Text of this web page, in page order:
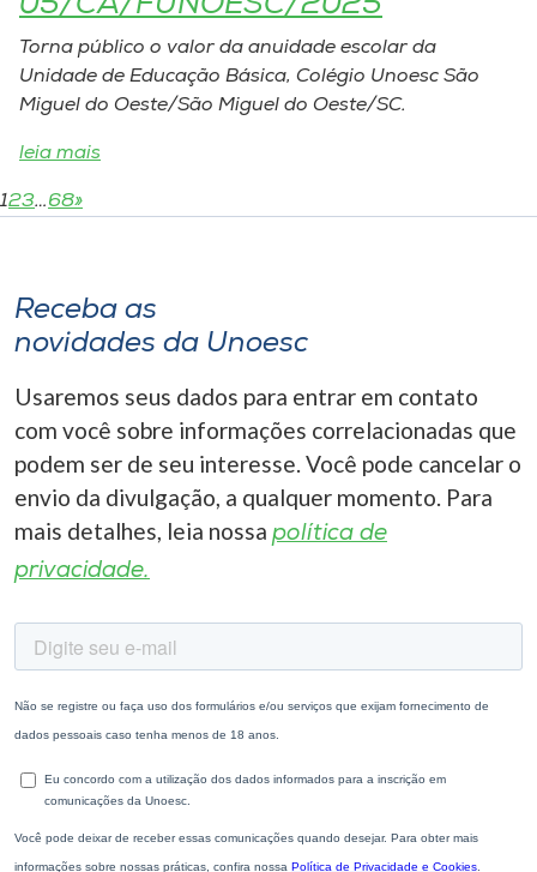
Torna público o valor da anuidade escolar da
Unidade de Educação Básica, Colégio Unoesc São
Miguel do Oeste/São Miguel do Oeste/SC.
leia mais
123…68»
Receba as
novidades da Unoesc
Usaremos seus dados para entrar em contato
com você sobre informações correlacionadas que
podem ser de seu interesse. Você pode cancelar o
envio da divulgação, a qualquer momento. Para
mais detalhes, leia nossa política de
privacidade.